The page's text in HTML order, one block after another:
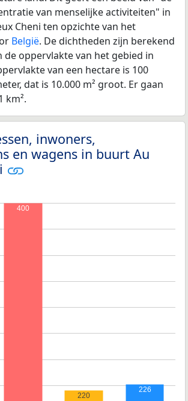
van menselijke activiteiten" in
Cheni ten opzichte van het
België. De dichtheden zijn berekend
de oppervlakte van het gebied in
van een hectare is 100
dat is 10.000 m² groot. Er gaan
km².
inwoners,
en wagens in buurt Au
400
220
226